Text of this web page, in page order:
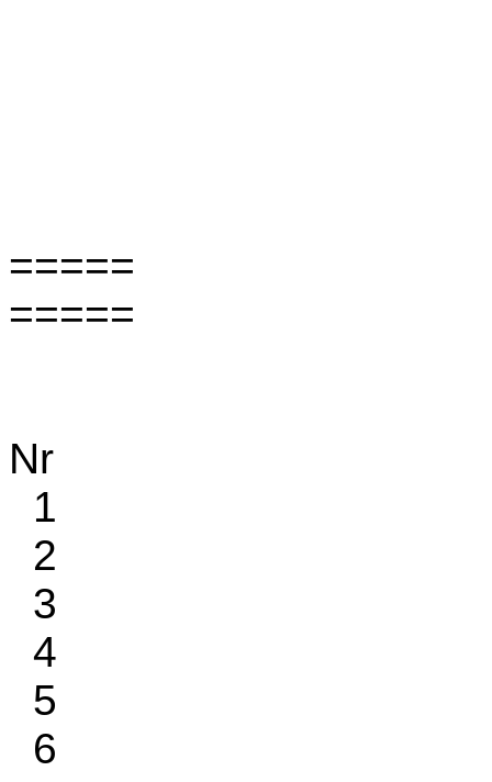
=====
=====
Nr
1
2
3
4
5
6